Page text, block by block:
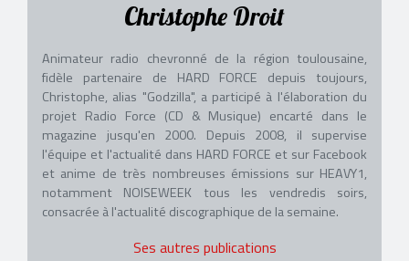
Christophe Droit
Animateur radio chevronné de la région toulousaine,
fidèle partenaire de HARD FORCE depuis toujours,
Christophe, alias "Godzilla", a participé à l'élaboration du
projet Radio Force (CD & Musique) encarté dans le
magazine jusqu'en 2000. Depuis 2008, il supervise
l'équipe et l'actualité dans HARD FORCE et sur Facebook
et anime de très nombreuses émissions sur HEAVY1,
notamment NOISEWEEK tous les vendredis soirs,
consacrée à l'actualité discographique de la semaine.
Ses autres publications